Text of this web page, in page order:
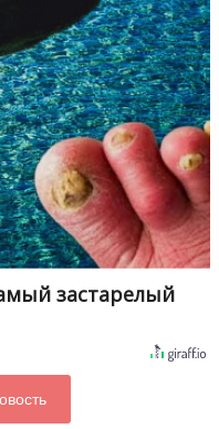
застарелый